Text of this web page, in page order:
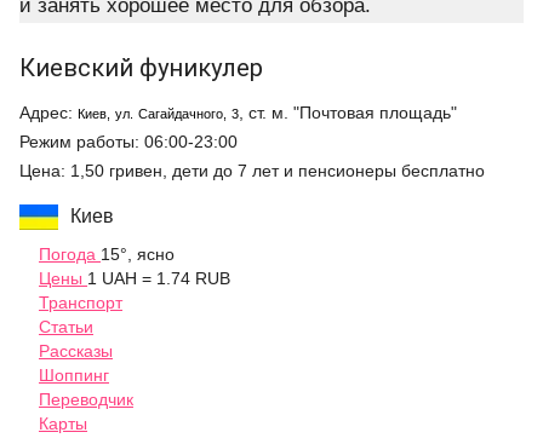
и занять хорошее место для обзора.
Киевский фуникулер
Адрес: Киев, ул. Сагайдачного, 3
, ст. м. "Почтовая площадь"
Режим работы: 06:00-23:00
Цена: 1,50 гривен, дети до 7 лет и пенсионеры бесплатно
Киев
Погода 15°, ясно
Цены 1 UAH = 1.74 RUB
Транспорт
Статьи
Рассказы
Шоппинг
Переводчик
Карты